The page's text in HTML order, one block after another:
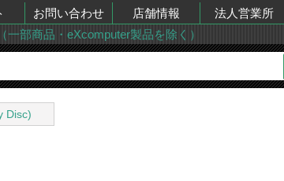
お問い合わせ 店舗情報 法人営業所
部商品・eXcomputer製品を除く）
Disc)